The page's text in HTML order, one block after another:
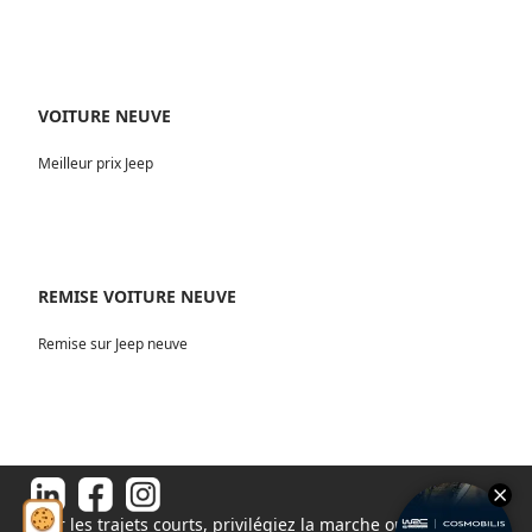
VOITURE NEUVE
Meilleur prix Jeep
REMISE VOITURE NEUVE
Remise sur Jeep neuve
Pour les trajets courts, privilégiez la marche ou le vélo.